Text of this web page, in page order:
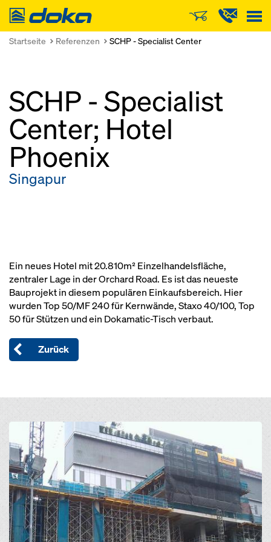
Doka
Startseite Referenzen SCHP - Specialist Center
SCHP - Specialist
Center; Hotel
Phoenix
Singapur
Ein neues Hotel mit 20.810m² Einzelhandelsfläche,
zentraler Lage in der Orchard Road. Es ist das neueste
Bauprojekt in diesem populären Einkaufsbereich. Hier
wurden Top 50/MF 240 für Kernwände, Staxo 40/100, Top
50 für Stützen und ein Dokamatic-Tisch verbaut.
Zurück